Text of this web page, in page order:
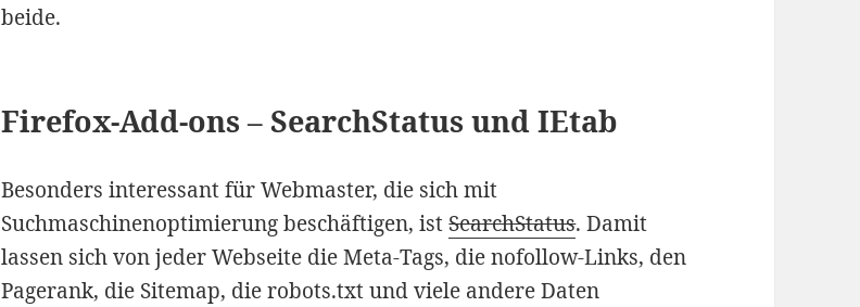
beide.
Firefox-Add-ons – SearchStatus und IEtab
Besonders interessant für Webmaster, die sich mit
Suchmaschinenoptimierung beschäftigen, istSearchStatus. Damit
lassen sich von jeder Webseite die Meta-Tags, die nofollow-Links, den
Pagerank, die Sitemap, die robots.txt und viele andere Daten